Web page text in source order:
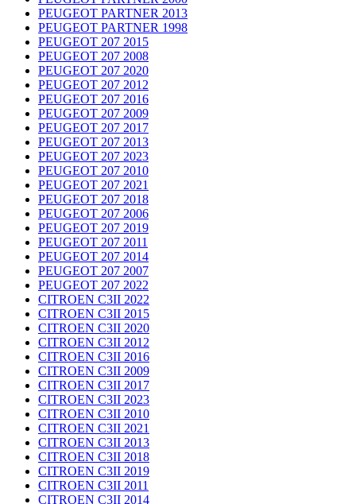
PEUGEOT PARTNER 2013
PEUGEOT PARTNER 1998
PEUGEOT 207 2015
PEUGEOT 207 2008
PEUGEOT 207 2020
PEUGEOT 207 2012
PEUGEOT 207 2016
PEUGEOT 207 2009
PEUGEOT 207 2017
PEUGEOT 207 2013
PEUGEOT 207 2023
PEUGEOT 207 2010
PEUGEOT 207 2021
PEUGEOT 207 2018
PEUGEOT 207 2006
PEUGEOT 207 2019
PEUGEOT 207 2011
PEUGEOT 207 2014
PEUGEOT 207 2007
PEUGEOT 207 2022
CITROEN C3II 2022
CITROEN C3II 2015
CITROEN C3II 2020
CITROEN C3II 2012
CITROEN C3II 2016
CITROEN C3II 2009
CITROEN C3II 2017
CITROEN C3II 2023
CITROEN C3II 2010
CITROEN C3II 2021
CITROEN C3II 2013
CITROEN C3II 2018
CITROEN C3II 2019
CITROEN C3II 2011
CITROEN C3II 2014